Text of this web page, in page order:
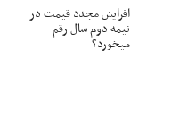
افزایش مجدد قیمت در
نیمه دوم سال رقم
میخورد؟